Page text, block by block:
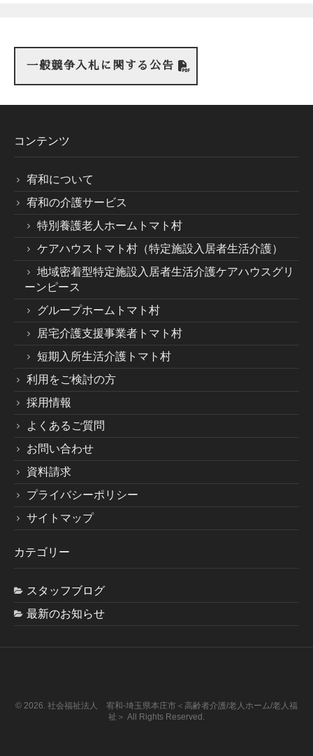
一般競争入札に関する公告
コンテンツ
宥和について
宥和の介護サービス
特別養護老人ホームトマト村
ケアハウストマト村（特定施設入居者生活介護）
地域密着型特定施設入居者生活介護ケアハウスグリ
ーンピース
グループホームトマト村
居宅介護支援事業者トマト村
短期入所生活介護トマト村
利用をご検討の方
採用情報
よくあるご質問
お問い合わせ
資料請求
プライバシーポリシー
サイトマップ
カテゴリー
スタッフブログ
最新のお知らせ
© 2026. 社会福祉法人 宥和-埼玉県本庄市＜高齢者介護/老人ホーム/老人福
祉＞ All Rights Reserved.